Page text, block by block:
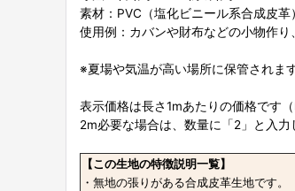
素材：PVC（塩化ビニール系合成皮革）
使用例：カバンや財布などの小物作
※夏場や気温が高い場所に保管されま
表示価格は長さ1mあたりの価格です
2m必要な場合は、数量に「2」と入
【この生地の特徴説明一覧】
・無地の張りがある合成皮革生地です。